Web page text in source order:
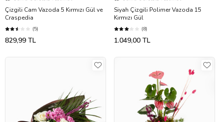
Çizgili Cam Vazoda 5 Kırmızı Gül ve
Craspedia
(5)
829,99 TL
Siyah Çizgili Polimer Vazoda 15
Kırmızı Gül
(8)
1.049,00 TL